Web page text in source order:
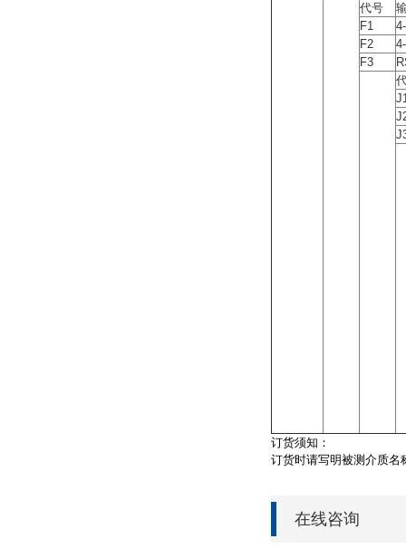
代号
F1
F2
F3
订货须知：
订货时请写明被测介质名
在线咨询